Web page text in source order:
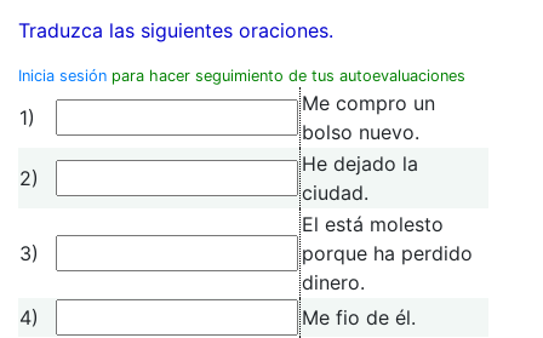
Traduzca las siguientes oraciones.
Inicia sesión para hacer seguimiento de tus autoevaluaciones
1)
Me compro un
bolso nuevo.
2)
He dejado la
ciudad.
3)
El está molesto
porque ha perdido
dinero.
4)
Me fio de él.